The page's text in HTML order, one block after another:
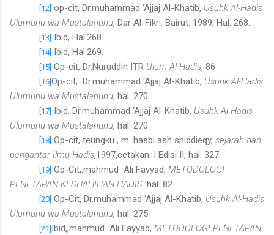
[12] op-cit, Dr.muhammad ‘Ajjaj Al-Khatib, Usuhk Al-Hadis
Ulumuhu wa Mustalahuhu, Dar Al-Fikri: Bairut. 1989, Hal. 268.
[13] Ibid, Hal.268.
[14] Ibid, Hal.269.
[15] Op-cit, Dr,Nuruddin ITR Ulum Al-Hadis, 86
[16] Op-cit, Dr.muhammad ‘Ajjaj Al-Khatib, Usuhk Al-Hadis
Ulumuhu wa Mustalahuhu, hal. 270.
[17] Ibid, Dr.muhammad ‘Ajjaj Al-Khatib, Usuhk Al-Hadis
Ulumuhu wa Mustalahuhu, hal. 270.
[18] Op-cit, teungku , m. hasbi ash shiddieqy, sejarah dan
pengantar Ilmu Hadis,1997,cetakan. I Edisi II, hal. 327.
[19] Op-Cit,.mahmud Ali Fayyad, METODOLOGI
PENETAPAN KESHAHIHAN HADIS .hal. 82.
[20] Op-Cit, Dr.muhammad ‘Ajjaj Al-Khatib, Usuhk Al-Hadis
Ulumuhu wa Mustalahuhu, hal. 275.
[21] Ibid,,mahmud Ali Fayyad, METODOLOGI PENETAPAN